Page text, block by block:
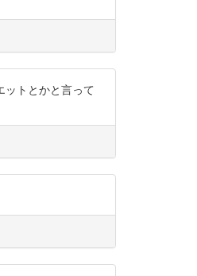
ットとかと言って